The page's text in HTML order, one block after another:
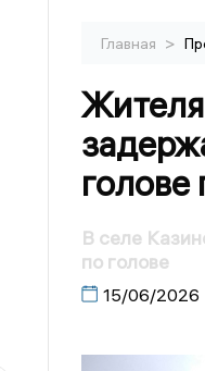
Главная >
голове
В селе
по голове
15/06/2026